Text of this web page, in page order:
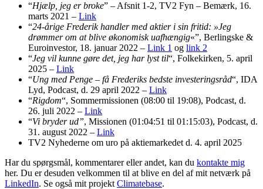
“Hjælp, jeg er broke” – Afsnit 1-2, TV2 Fyn – Bemærk, 16.
marts 2021 – Link
“24-årige Frederik handler med aktier i sin fritid: »Jeg
drømmer om at blive økonomisk uafhængig«”, Berlingske &
Euroinvestor, 18. januar 2022 – Link 1 og link 2
“Jeg vil kunne gøre det, jeg har lyst til“, Folkekirken, 5. april
2025 – Link
“Ung med Penge – få Frederiks bedste investeringsråd“, IDA
Lyd, Podcast, d. 29 april 2022 – Link
“Rigdom“, Sommermissionen (08:00 til 19:08), Podcast, d.
26. juli 2022 – Link
“Vi bryder ud”, Missionen (01:04:51 til 01:15:03), Podcast, d.
31. august 2022 – Link
TV2 Nyhederne om uro på aktiemarkedet d. 4. april 2025
Har du spørgsmål, kommentarer eller andet, kan du kontakte mig
her. Du er desuden velkommen til at blive en del af mit netværk på
LinkedIn. Se også mit projekt Climatebase.